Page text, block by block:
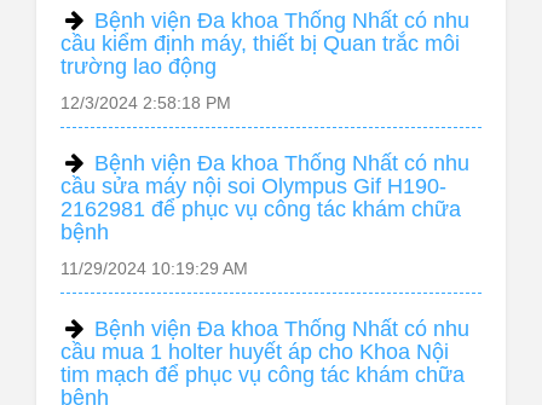
Bệnh viện Đa khoa Thống Nhất có nhu
cầu kiểm định máy, thiết bị Quan trắc môi
trường lao động
12/3/2024 2:58:18 PM
Bệnh viện Đa khoa Thống Nhất có nhu
cầu sửa máy nội soi Olympus Gif H190-
2162981 để phục vụ công tác khám chữa
bệnh
11/29/2024 10:19:29 AM
Bệnh viện Đa khoa Thống Nhất có nhu
cầu mua 1 holter huyết áp cho Khoa Nội
tim mạch để phục vụ công tác khám chữa
bệnh